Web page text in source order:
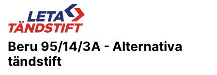
Beru 95/14/3A - Alternativa
tändstift